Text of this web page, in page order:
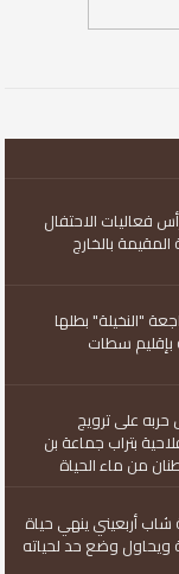
فعاليات الاحتفال
المقيمة بالخارج
"النخيلة" بطلها
بإقليم سطات
حربه على ترويج
بتراب جماعة بن
من ماء الحياة
أربعيني ينهي حياة
ويحاول وضع حد لحياته